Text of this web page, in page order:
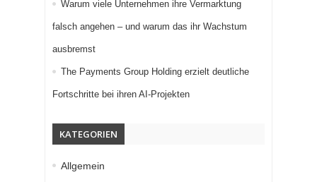
Warum viele Unternehmen ihre Vermarktung
falsch angehen – und warum das ihr Wachstum
ausbremst
The Payments Group Holding erzielt deutliche
Fortschritte bei ihren AI-Projekten
KATEGORIEN
Allgemein